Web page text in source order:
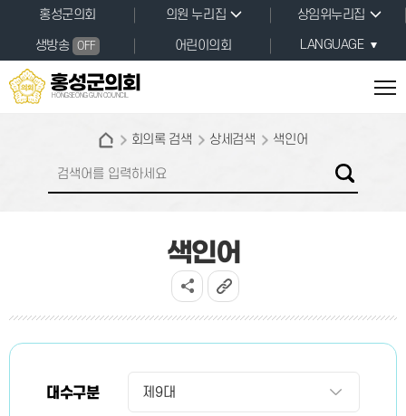
본문바로가기
홍성군의회 의원 누리집
상임위누리집
생방송
OFF 어린이의회 LANGUAGE
홍성군의회
HONGSEONG GUN COUNCIL
회의록 검색 상세검색 색인어
색인어
대수구분